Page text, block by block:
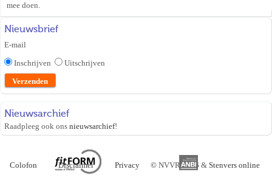
mee doen.
Nieuwsbrief
E-mail
Inschrijven
Uitschrijven
Nieuwsarchief
Raadpleeg ook ons nieuwsarchief!
© NVVR 2026 & Stenvers online
Colofon Disclaimer Privacy